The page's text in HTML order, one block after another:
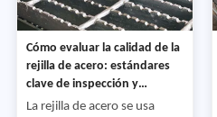
puede no funcionar según lo
previsto si se instala
incorrectamente,
Cómo evaluar la calidad de la
rejilla de acero: estándares
clave de inspección y
proceso de fabricación
La rejilla de acero se usa